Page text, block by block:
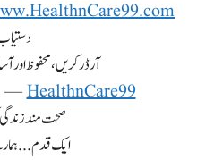
آرڈر کریں، محفوظ اور
HealthnCare99
—
صحت مند
ایک قدم...